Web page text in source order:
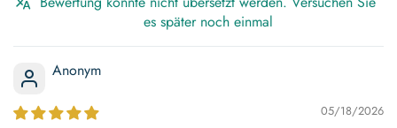
es später noch einmal
Anonym
05/18/2026